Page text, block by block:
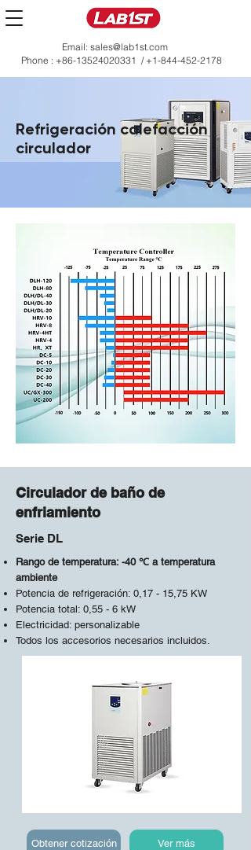
Email: sales@lab1st.com
Phone : +86-13524020331 / +1-844-452-2178
Refrigeración calefacción
circulador
Circulador de baño de
enfriamiento
Serie DL
Rango de temperatura: -40 ℃ a temperatura
ambiente
Potencia de refrigeración: 0,17 - 15,75 KW
Potencia total: 0,55 - 6 kW
Electricidad: personalizable
Todos los accesorios necesarios incluidos.
Obtener cotización Ver más